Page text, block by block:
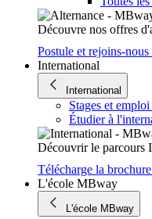
Découvre nos offres
Postule et rejoins-nous
International
International
Stages et
Étudier à
Découvrir le parcours
Télécharge la brochure
L'école MBway
L'école MBway